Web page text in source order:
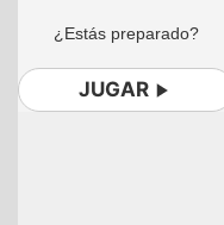
¿Estás preparado?
JUGAR